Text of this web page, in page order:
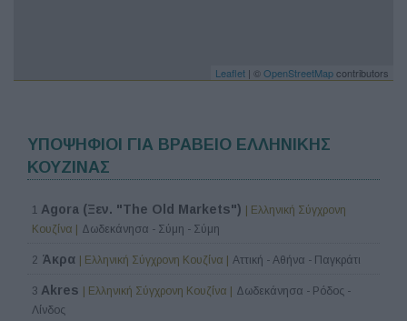
Leaflet | © OpenStreetMapcontributors
ΥΠΟΨΗΦΙΟΙ ΓΙΑ ΒΡΑΒΕΙΟ ΕΛΛΗΝΙΚΗΣ
ΚΟΥΖΙΝΑΣ
1 Agora (Ξεν. "The Old Markets") | Ελληνική Σύγχρονη
Κουζίνα | Δωδεκάνησα - Σύμη - Σύμη
2 Άκρα | Ελληνική Σύγχρονη Κουζίνα | Αττική - Αθήνα - Παγκράτι
3 Akres | Ελληνική Σύγχρονη Κουζίνα | Δωδεκάνησα - Ρόδος -
Λίνδος